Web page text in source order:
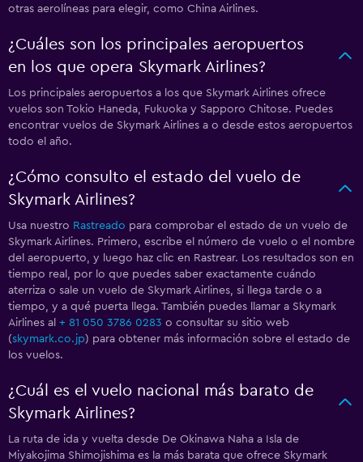
otras aerolíneas para elegir, como China Airlines.
¿Cuáles son los principales aeropuertos
en los que opera Skymark Airlines?
Los principales aeropuertos a los que Skymark Airlines ofrece
vuelos son Tokio Haneda, Fukuoka y Sapporo Chitose. Puedes
encontrar vuelos de Skymark Airlines a o desde estos aeropuertos
todo el año.
¿Cómo consulto el estado del vuelo de
Skymark Airlines?
Usa nuestro Rastreado para comprobar el estado de un vuelo de
Skymark Airlines. Primero, escribe el número de vuelo o el nombre
del aeropuerto, y luego haz clic en Rastrear. Los resultados son en
tiempo real, por lo que puedes saber exactamente cuándo
aterriza o sale un vuelo de Skymark Airlines, si llega tarde o a
tiempo, y a qué puerta llega. También puedes llamar a Skymark
Airlines al + 81 050 3786 0283 o consultar su sitio web
(skymark.co.jp) para obtener más información sobre el estado de
los vuelos.
¿Cuál es el vuelo nacional más barato de
Skymark Airlines?
La ruta de ida y vuelta desde De Okinawa Naha a Isla de
Miyakojima Shimojishima es la más barata que ofrece Skymark